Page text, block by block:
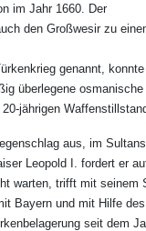
im Jahr 1660. Der
den Großwesir zu
genannt,
überlegene
jährigen
aus, im
Leopold I. fordert er
warten, trifft mit
Bayern und mit Hilfe
seit dem